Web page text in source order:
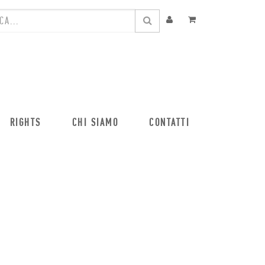
RIGHTS CHI SIAMO CONTATTI